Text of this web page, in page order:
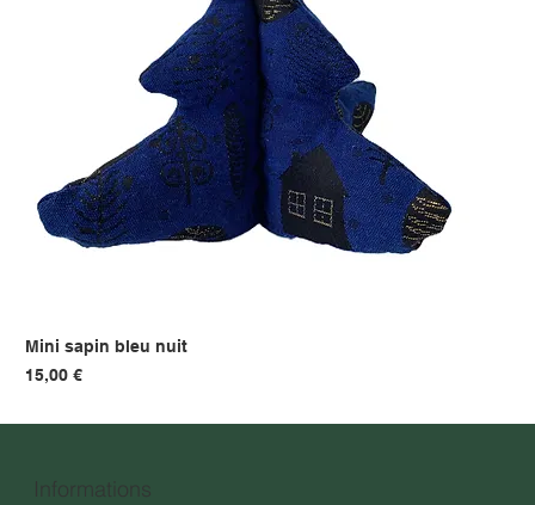
Mini sapin bleu nuit
Prix
15,00 €
Informations